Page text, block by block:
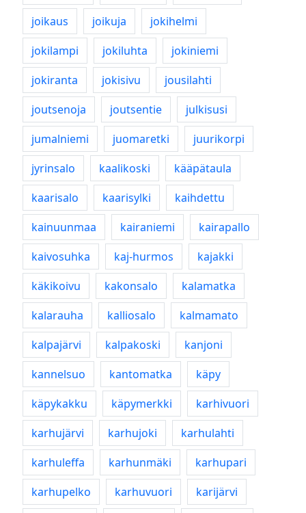
joikaus
joikuja
jokihelmi
jokilampi
jokiluhta
jokiniemi
jokiranta
jokisivu
jousilahti
joutsenoja
joutsentie
julkisusi
jumalniemi
juomaretki
juurikorpi
jyrinsalo
kaalikoski
kääpätaula
kaarisalo
kaarisylki
kaihdettu
kainuunmaa
kairaniemi
kairapallo
kaivosuhka
kaj-hurmos
kajakki
käkikoivu
kakonsalo
kalamatka
kalarauha
kalliosalo
kalmamato
kalpajärvi
kalpakoski
kanjoni
kannelsuo
kantomatka
käpy
käpykakku
käpymerkki
karhivuori
karhujärvi
karhujoki
karhulahti
karhuleffa
karhunmäki
karhupari
karhupelko
karhuvuori
karijärvi